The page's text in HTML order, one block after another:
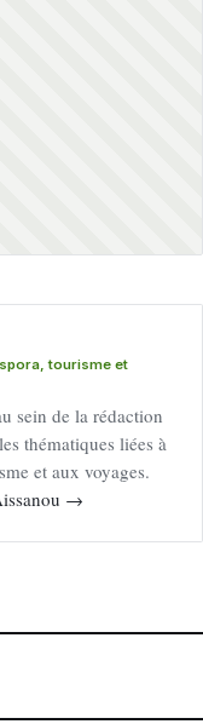
tourisme et
sein de la rédaction
thématiques liées à
et aux voyages.
→